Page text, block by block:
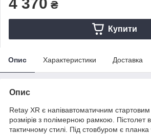
₴
Купити
Опис Характеристики Доставка
Опис
Retay XR є напівавтоматичним стартовим
розмірів з полімерною рамкою. Пістолет
тактичному стилі. Під стовбуром є